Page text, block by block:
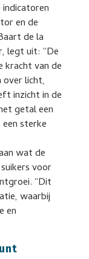
en de
de la
legt uit: “De
kracht van de
licht,
inzicht in de
getal een
sterke
wat de
voor
“Dit
waarbij
en